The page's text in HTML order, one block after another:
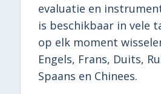
evaluatie en
is beschikbaar in vele
op elk moment
Engels, Frans, Duits,
Spaans en Chinees.